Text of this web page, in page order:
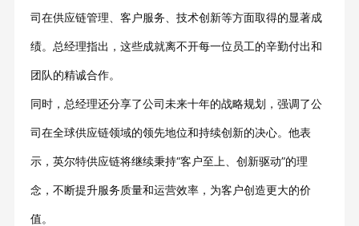
司在供应链管理、客户服务、技术创新等方面取得的显著成
绩。总经理指出，这些成就离不开每一位员工的辛勤付出和
团队的精诚合作。
同时，总经理还分享了公司未来十年的战略规划，强调了公
司在全球供应链领域的领先地位和持续创新的决心。他表
示，英尔特供应链将继续秉持“客户至上、创新驱动”的理
念，不断提升服务质量和运营效率，为客户创造更大的价
值。